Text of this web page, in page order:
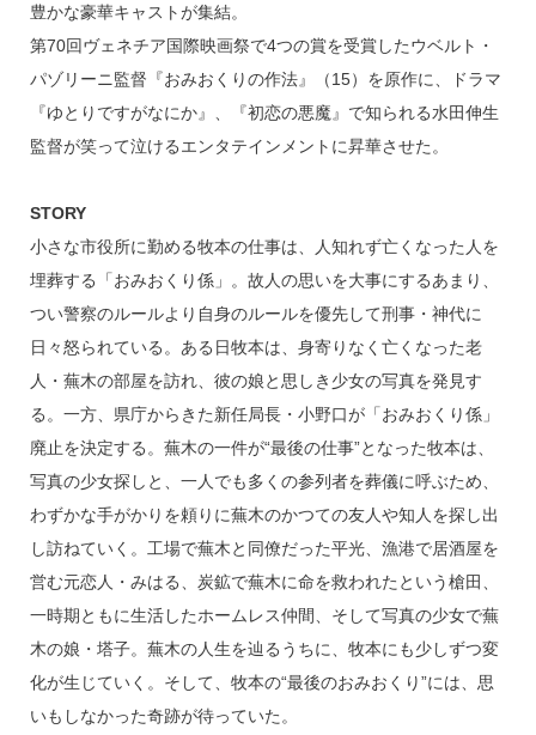
豊かな豪華キャストが集結。
第70回ヴェネチア国際映画祭で4つの賞を受賞したウベルト・
パゾリーニ監督『おみおくりの作法』（15）を原作に、ドラマ
『ゆとりですがなにか』、『初恋の悪魔』で知られる水田伸生
監督が笑って泣けるエンタテインメントに昇華させた。
STORY
小さな市役所に勤める牧本の仕事は、人知れず亡くなった人を
埋葬する「おみおくり係」。故人の思いを大事にするあまり、
つい警察のルールより自身のルールを優先して刑事・神代に
日々怒られている。ある日牧本は、身寄りなく亡くなった老
人・蕪木の部屋を訪れ、彼の娘と思しき少女の写真を発見す
る。一方、県庁からきた新任局長・小野口が「おみおくり係」
廃止を決定する。蕪木の一件が“最後の仕事”となった牧本は、
写真の少女探しと、一人でも多くの参列者を葬儀に呼ぶため、
わずかな手がかりを頼りに蕪木のかつての友人や知人を探し出
し訪ねていく。工場で蕪木と同僚だった平光、漁港で居酒屋を
営む元恋人・みはる、炭鉱で蕪木に命を救われたという槍田、
一時期ともに生活したホームレス仲間、そして写真の少女で蕪
木の娘・塔子。蕪木の人生を辿るうちに、牧本にも少しずつ変
化が生じていく。そして、牧本の“最後のおみおくり”には、思
いもしなかった奇跡が待っていた。